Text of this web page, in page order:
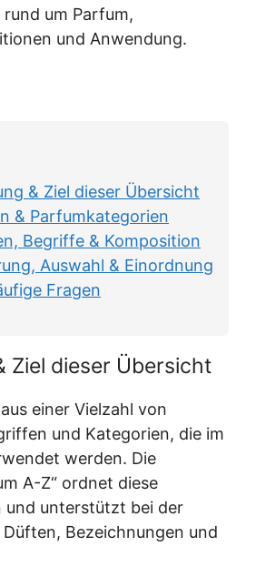
um Parfum,
und Anwendung.
& Ziel dieser Übersicht
& Parfumkategorien
Begriffe & Komposition
Auswahl & Einordnung
Fragen
Ziel dieser Übersicht
einer Vielzahl von
und Kategorien, die im
werden. Die
A-Z“ ordnet diese
und unterstützt bei der
Bezeichnungen und